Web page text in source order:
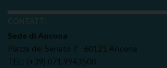
CONTATTI
Sede di Ancona
Piazza del Senato 7 - 60121 Ancona
TEL: (+39) 071.9943500